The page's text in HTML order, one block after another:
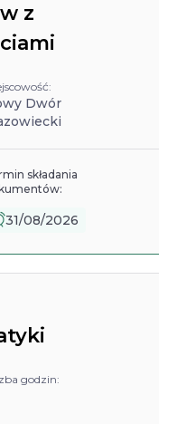
z
Dwór
składania
31/08/2026
godzin: